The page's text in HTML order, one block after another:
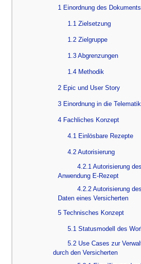
1 Einordnung des Dokuments
1.1 Zielsetzung
1.2 Zielgruppe
1.3 Abgrenzungen
1.4 Methodik
2 Epic und User Story
3 Einordnung in die
4 Fachliches Konzept
4.1 Einlösbare Rezepte
4.2 Autorisierung
4.2.1 Autorisierung
Anwendung E-Rezept
4.2.2 Autorisierung
Daten eines Versicherten
5 Technisches Konzept
5.1 Statusmodell des
5.2 Use Cases zur
durch den Versicherten